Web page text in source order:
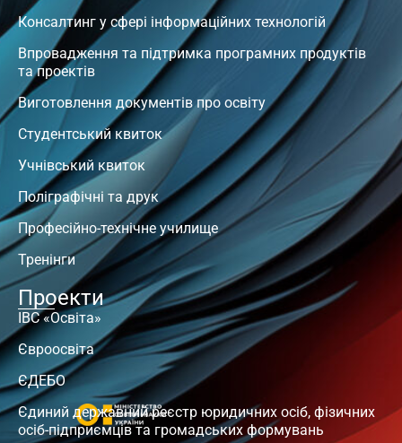
Консалтинг у сфері інформаційних технологій
Впровадження та підтримка програмних продуктів
та проектів
Виготовлення документів про освіту
Студентський квиток
Учнівський квиток
Поліграфічні та друк
Професійно-технічне училище
Тренінги
Проекти
ІВС «Освіта»
Євроосвіта
ЄДЕБО
Єдиний державний реєстр юридичних осіб, фізичних
осіб-підприємців та громадських формувань